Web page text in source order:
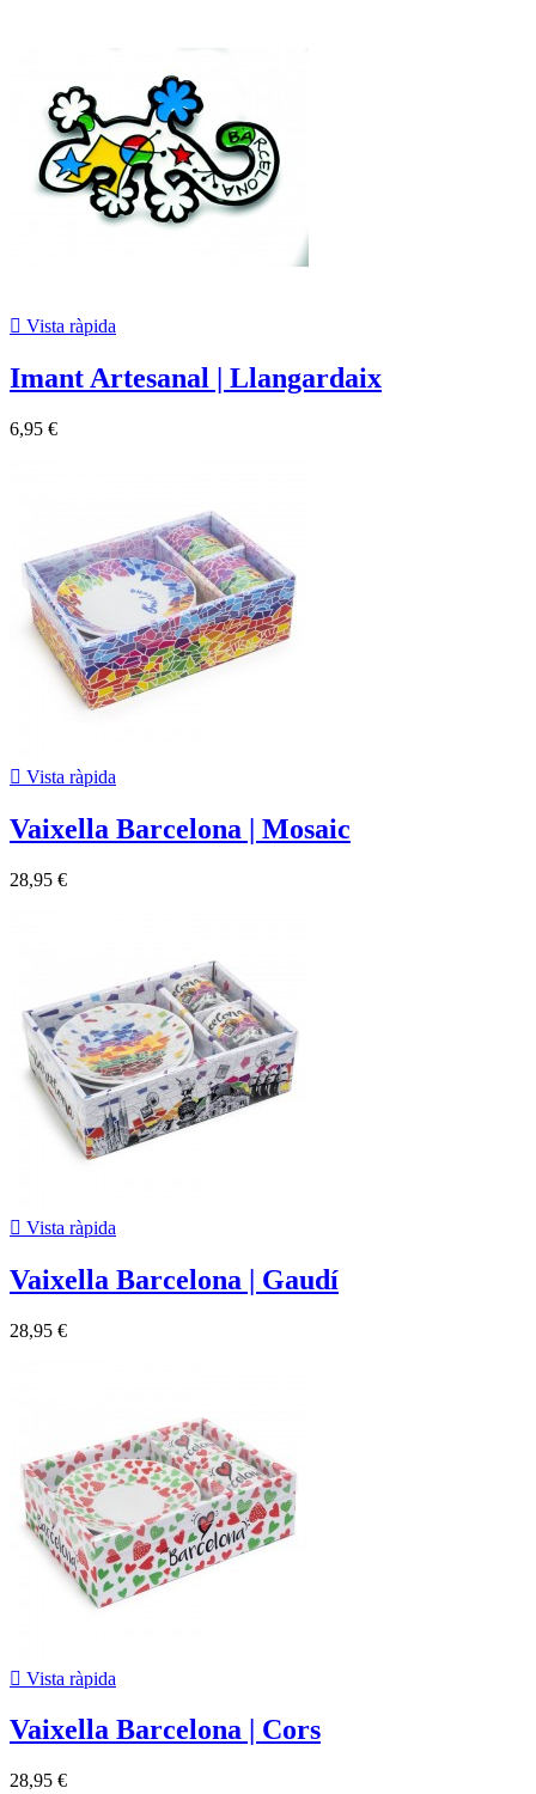
 Vista ràpida
Imant Artesanal | Llangardaix
6,95 €
 Vista ràpida
Vaixella Barcelona | Mosaic
28,95 €
 Vista ràpida
Vaixella Barcelona | Gaudí
28,95 €
 Vista ràpida
Vaixella Barcelona | Cors
28,95 €